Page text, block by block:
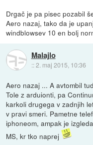
Drgač je pa pisec pozabil
Aero nazaj, tako da je
windblowsev 10 en bolj
Malajlo
::2. maj 2015, 10:36
Aero nazaj ... A avtombil
Tole z arduionti, pa
karkoli drugega v zadnjih
v pravi smeri. Pametne
iphoneom, ampak je
MS, kr tko naprej